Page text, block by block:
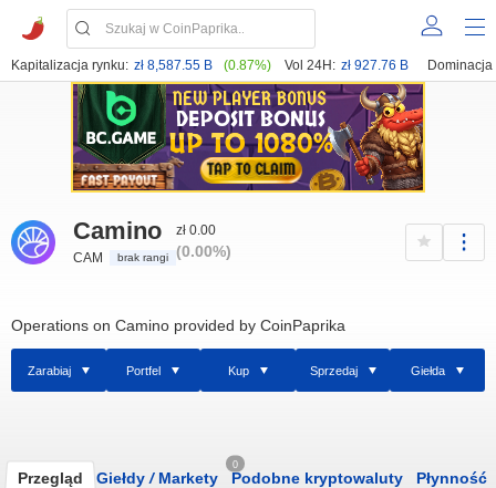
Kapitalizacja rynku: zł 8,587.55 B (0.87%) Vol 24H: zł 927.76 B Dominacja
Camino
CAM brak rangi
zł 0.00
(0.00%)
Operations on Camino provided by CoinPaprika
Zarabiaj Portfel Kup Sprzedaj Giełda
Przegląd Giełdy /Markety
0
Podobne kryptowaluty Płynność